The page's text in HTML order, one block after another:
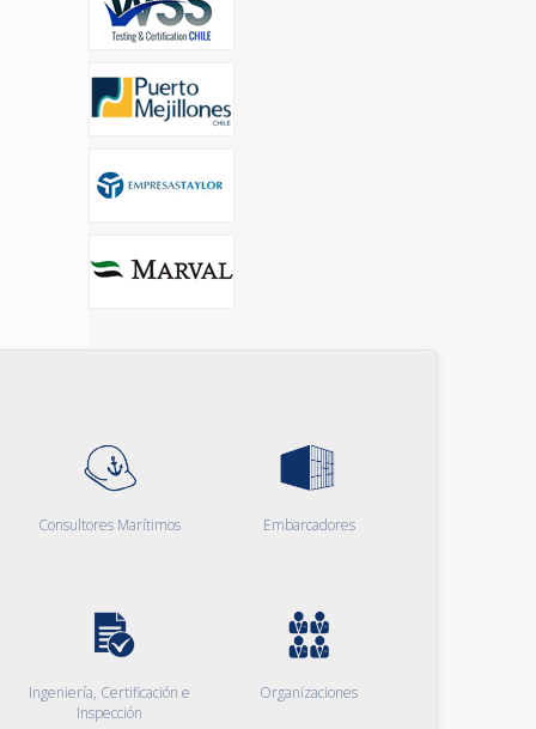
Consultores Marítimos Embarcadores
Ingeniería, Certificación e
Inspección
Organizaciones